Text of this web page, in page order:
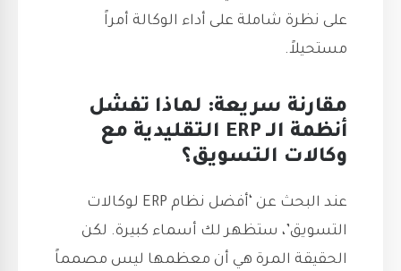
على نظرة شاملة على أداء الوكالة أمراً
مستحيلاً.
مقارنة سريعة: لماذا تفشل
أنظمة الـ ERP التقليدية مع
وكالات التسويق؟
عند البحث عن ‘أفضل نظام ERP لوكالات
التسويق’، ستظهر لك أسماء كبيرة. لكن
الحقيقة المرة هي أن معظمها ليس مصمماً